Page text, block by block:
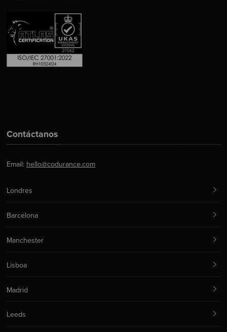
Contáctanos
Email: hello@codurance.com
Londres
Barcelona
Manchester
Lisboa
Madrid
Leeds